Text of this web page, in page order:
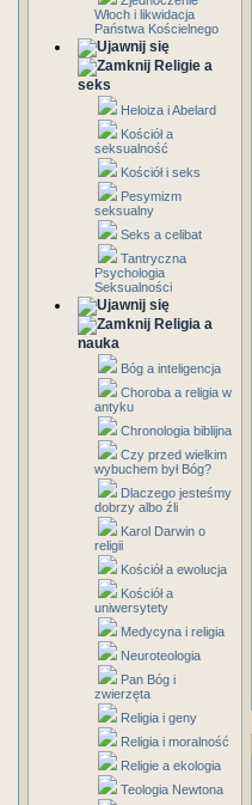
Włoch i likwidacja
Państwa Kościelnego
Religie a
seks
Heloiza i Abelard
Kościół a
seksualność
Kościół i seks
Pesymizm
seksualny
Seks a celibat
Tantryczna
Psychologia
Seksualności
Religia a
nauka
Bóg a inteligencja
Choroba a religia w
antyku
Chronologia biblijna
Czy przed wielkim
wybuchem był Bóg?
Dlaczego jesteśmy
dobrzy albo źli
Karol Darwin o
religii
Kościół a ewolucja
Kościół a
uniwersytety
Medycyna i religia
Neuroteologia
Pan Bóg i
zwierzęta
Religia i geny
Religia i moralność
Religie a ekologia
Teologia Newtona